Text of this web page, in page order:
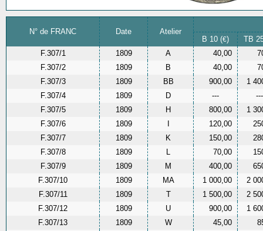
N° de FRANC Date
Atelier
B 10 (€)
TB
F.307/1
1809 A 40,00
F.307/2
1809 B 40,00
F.307/3
1809 BB 900,00
1
F.307/4
1809 D ---
---
F.307/5
1809 H 800,00
1
F.307/6
1809 I 120,00
F.307/7
1809 K 150,00
F.307/8
1809 L 70,00
F.307/9
1809 M 400,00
F.307/10
1809 MA 1 000,00
2
F.307/11
1809 T 1 500,00
2
F.307/12
1809 U 900,00
1
F.307/13
1809 W 45,00